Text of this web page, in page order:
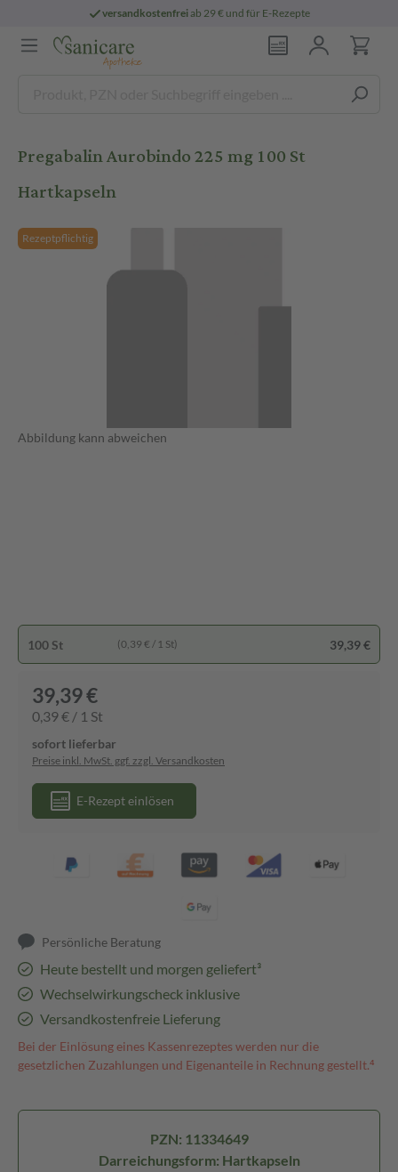
versandkostenfreiab 29 € und für E-Rezepte
Pregabalin Aurobindo 225 mg 100 St
Hartkapseln
Rezeptpflichtig
Abbildung kann abweichen
100 St (0,39 € / 1 St) 39,39 €
39,39 €
0,39 € / 1 St
sofort lieferbar
Preise inkl. MwSt. ggf. zzgl. Versandkosten
E-Rezept einlösen
Persönliche Beratung
Heute bestellt und morgen geliefert³
Wechselwirkungscheck inklusive
Versandkostenfreie Lieferung
Bei der Einlösung eines Kassenrezeptes werden nur die
gesetzlichen Zuzahlungen und Eigenanteile in Rechnung gestellt.⁴
PZN: 11334649
Darreichungsform: Hartkapseln